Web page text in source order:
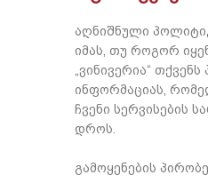
აღნიშნული
იმას, თუ როგორ
„ვინივერია“
ინფორმაციას,
ჩვენი სერვისების
დროს.
გამოყენების